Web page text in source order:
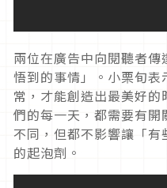
兩位在廣告中向閱聽者
悟到的事情」。小栗旬
常，才能創造出最美好
們的每一天，都需要有
不同，但都不影響讓「
的起泡劑。